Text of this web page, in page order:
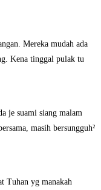
Mereka mudah ada
Kena tinggal pulak tu
je suami siang malam
masih bersungguh²
Tuhan yg manakah